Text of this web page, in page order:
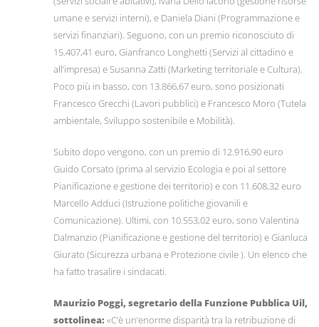
umane e servizi interni), e Daniela Diani (Programmazione e
servizi finanziari). Seguono, con un premio riconosciuto di
15.407,41 euro, Gianfranco Longhetti (Servizi al cittadino e
all’impresa) e Susanna Zatti (Marketing territoriale e Cultura).
Poco più in basso, con 13.866,67 euro, sono posizionati
Francesco Grecchi (Lavori pubblici) e Francesco Moro (Tutela
ambientale, Sviluppo sostenibile e Mobilità).
Subito dopo vengono, con un premio di 12.916,90 euro
Guido Corsato (prima al servizio Ecologia e poi al settore
Pianificazione e gestione dei territorio) e con 11.608,32 euro
Marcello Adduci (Istruzione politiche giovanili e
Comunicazione). Ultimi, con 10.553,02 euro, sono Valentina
Dalmanzio (Pianificazione e gestione del territorio) e Gianluca
Giurato (Sicurezza urbana e Protezione civile ). Un elenco che
ha fatto trasalire i sindacati.
Maurizio Poggi, segretario della Funzione Pubblica Uil,
sottolinea: «C’è un’enorme disparità tra la retribuzione di